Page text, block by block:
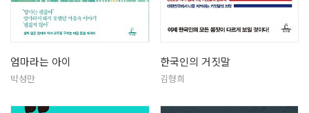
엄마라는 아이
박성만
한국인의 거짓말
김형희